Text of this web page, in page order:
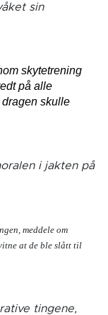
sin
skytetrening
på alle
skulle
i jakten på
meddele om
at de ble slått til
tingene,